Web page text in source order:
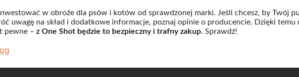
w obroże dla psów i kotów od sprawdzonej marki. Jeśli chcesz, by Twój
uwagę na skład i dodatkowe informacje, poznaj opinie o producencie. Dzięki temu
pewne – z One Shot będzie to bezpieczny i trafny zakup. Sprawdź!